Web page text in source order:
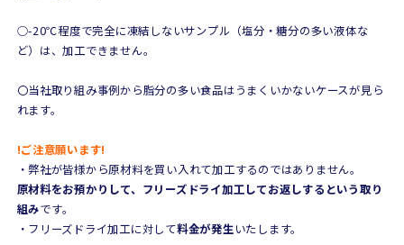
○-20℃程度で完全に凍結しないサンプル（塩分・糖分の多い液体な
ど）は、加工できません。
〇当社取り組み事例から脂分の多い食品はうまくいかないケースが見ら
れます。
!ご注意願います!
・弊社が皆様から原材料を買い入れて加工するのではありません。
原材料をお預かりして、フリーズドライ加工してお返しするという取り
組みです。
・フリーズドライ加工に対して料金が発生いたします。